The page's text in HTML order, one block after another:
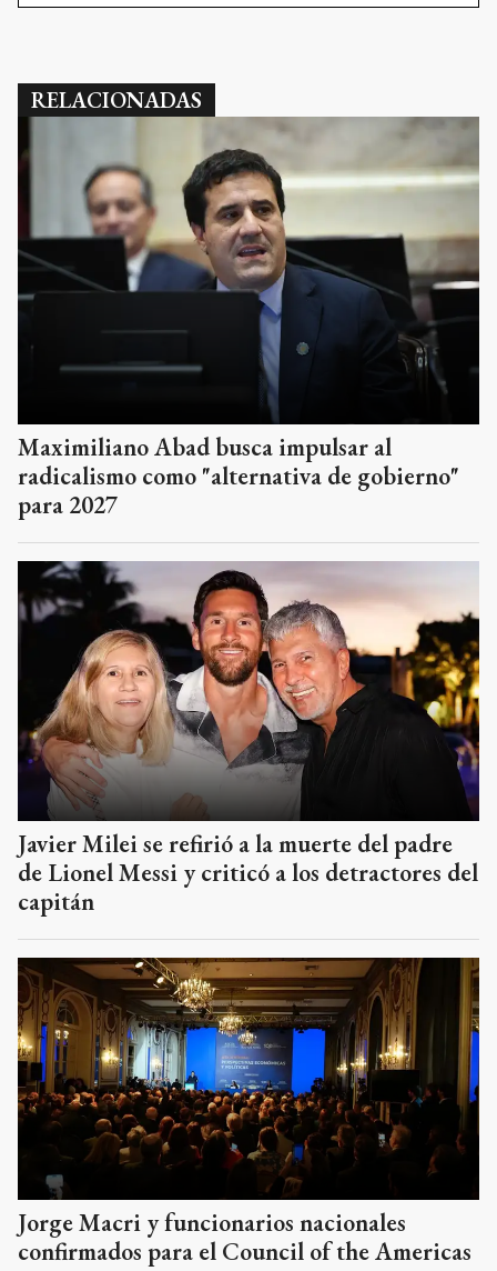
RELACIONADAS
Maximiliano Abad busca impulsar al
radicalismo como "alternativa de gobierno"
para 2027
Javier Milei se refirió a la muerte del padre
de Lionel Messi y criticó a los detractores del
capitán
Jorge Macri y funcionarios nacionales
confirmados para el Council of the Americas